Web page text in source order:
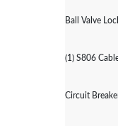
Ball Valve
(1) S806
Circuit